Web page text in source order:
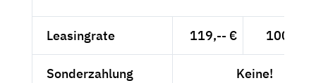
Leasingrate 119,-- € 100,-- €
Sonderzahlung Keine!